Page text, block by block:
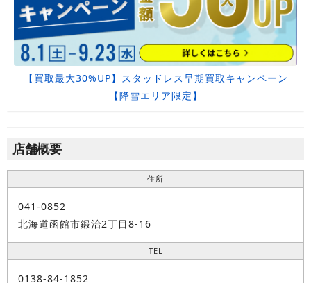
【買取最大30%UP】スタッドレス早期買取キャンペーン
【降雪エリア限定】
店舗概要
住所
041-0852
北海道函館市鍛治2丁目8-16
TEL
0138-84-1852